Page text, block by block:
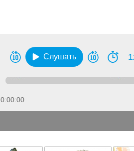
Слушать
0:00:00